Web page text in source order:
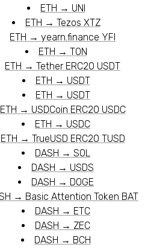
ETH → UNI
ETH → Tezos XTZ
ETH → yearn.finance YFI
ETH → TON
ETH → Tether ERC20 USDT
ETH → USDT
ETH → USDT
ETH → USDCoin ERC20 USDC
ETH → USDC
ETH → TrueUSD ERC20 TUSD
DASH → SOL
DASH → USDS
DASH → DOGE
→ Basic Attention Token BAT
DASH → ETC
DASH → ZEC
DASH → BCH